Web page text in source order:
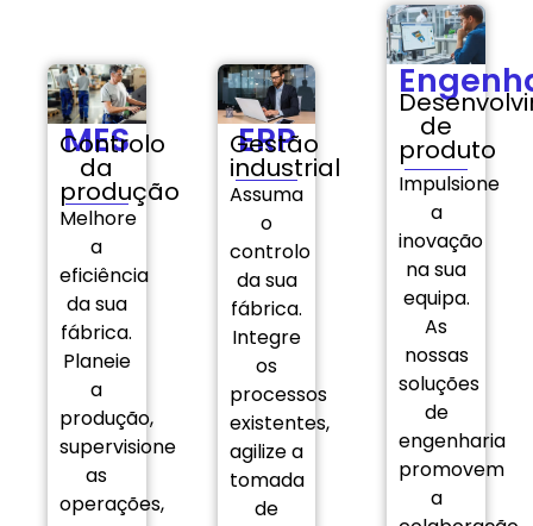
MES
Controlo
da
produção
Melhore
a
eficiência
da sua
fábrica.
Planeie
a
produção,
supervisione
as
operações,
ERP
Gestão
industrial
Assuma
o
controlo
da sua
fábrica.
Integre
os
processos
existentes,
agilize a
tomada
de
de
produto
Impulsione
a
inovação
na sua
equipa.
As
nossas
soluções
de
engenharia
promovem
a